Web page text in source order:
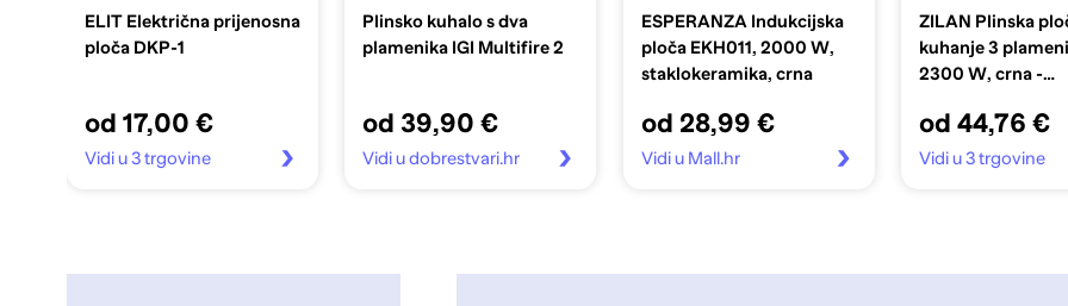
ELIT Električna prijenosna
ploča DKP-1
od 17,00 €
Vidi u 3 trgovine
Plinsko kuhalo s dva
plamenika IGI Multifire 2
od 39,90 €
Vidi u dobrestvari.hr
ESPERANZA Indukcijska
ploča EKH011, 2000 W,
staklokeramika, crna
od 28,99 €
Vidi u Mall.hr
ZILAN Plinska
kuhanje 3
2300 W, crna -
od 44,76 €
Vidi u 3 trgovine